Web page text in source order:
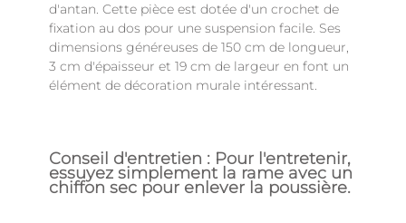
d'antan. Cette pièce est dotée d'un crochet de
fixation au dos pour une suspension facile. Ses
dimensions généreuses de 150 cm de longueur,
3 cm d'épaisseur et 19 cm de largeur en font un
élément de décoration murale intéressant.
Conseil d'entretien : Pour l'entretenir,
essuyez simplement la rame avec un
chiffon sec pour enlever la poussière.